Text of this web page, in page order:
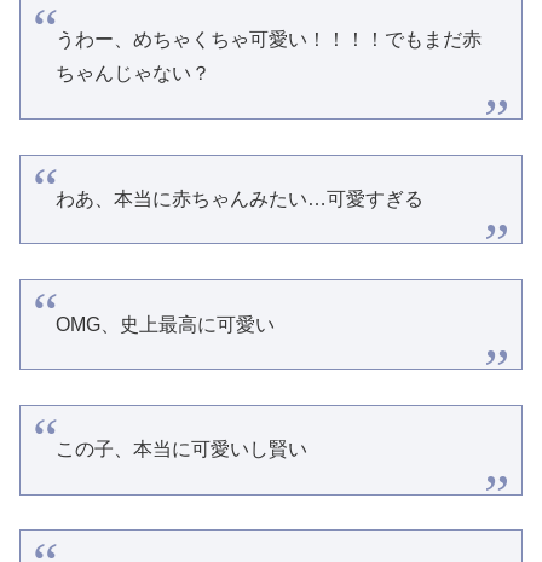
うわー、めちゃくちゃ可愛い！！！！でもまだ赤
ちゃんじゃない？
わあ、本当に赤ちゃんみたい…可愛すぎる
OMG、史上最高に可愛い
この子、本当に可愛いし賢い